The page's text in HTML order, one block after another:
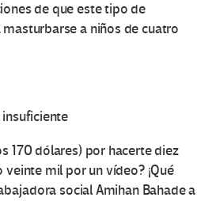
de que este tipo de
a niños de cuatro
insuficiente
170 dólares) por hacerte diez
mil por un vídeo? ¡Qué
social Amihan Bahade a